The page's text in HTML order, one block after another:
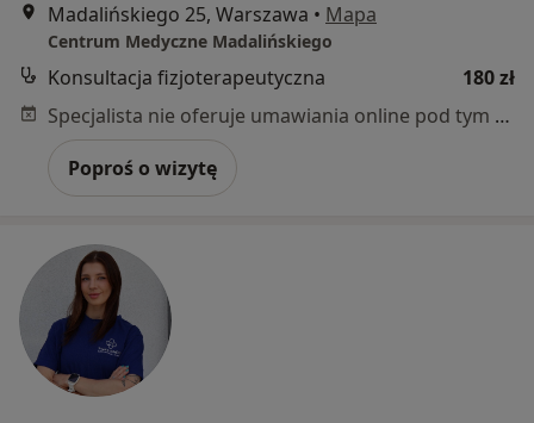
Madalińskiego 25, Warszawa • Mapa
Centrum Medyczne Madalińskiego
Konsultacja fizjoterapeutyczna
180 zł
Specjalista nie oferuje umawiania online pod tym adresem.
Poproś o wizytę